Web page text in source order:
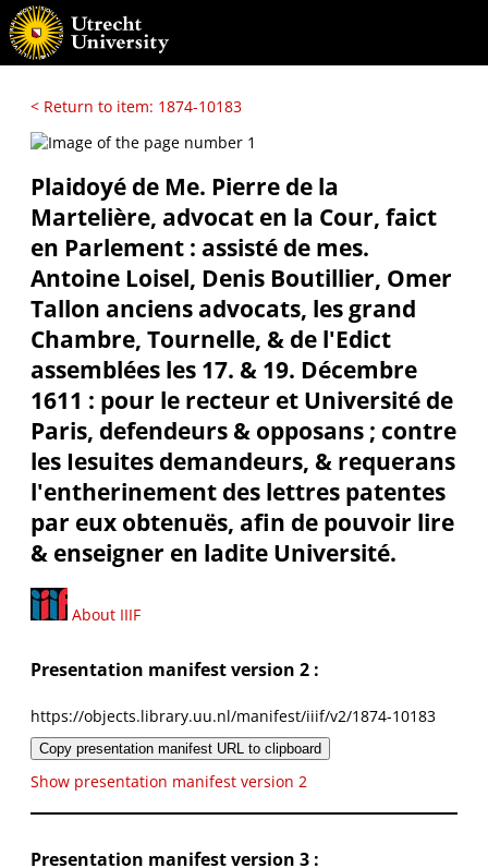
< Return to item: 1874-10183
Plaidoyé de Me. Pierre de la
Martelière, advocat en la Cour, faict
en Parlement : assisté de mes.
Antoine Loisel, Denis Boutillier, Omer
Tallon anciens advocats, les grand
Chambre, Tournelle, & de l'Edict
assemblées les 17. & 19. Décembre
1611 : pour le recteur et Université de
Paris, defendeurs & opposans ; contre
les Iesuites demandeurs, & requerans
l'entherinement des lettres patentes
par eux obtenuës, afin de pouvoir lire
& enseigner en ladite Université.
About IIIF
Presentation manifest version 2 :
https://objects.library.uu.nl/manifest/iiif/v2/1874-10183
Copy presentation manifest URL to clipboard
Show presentation manifest version 2
Presentation manifest version 3 :